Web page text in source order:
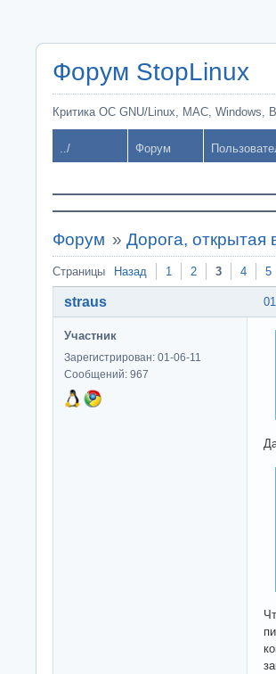
Форум StopLinux
Критика ОС GNU/Linux, MAC, Windows,
../ Форум
Форум » Дорога, открытая
Страницы Назад 1 2 3 4 5
straus
Участник
Зарегистрирован: 01-06-11
Сообщений: 967